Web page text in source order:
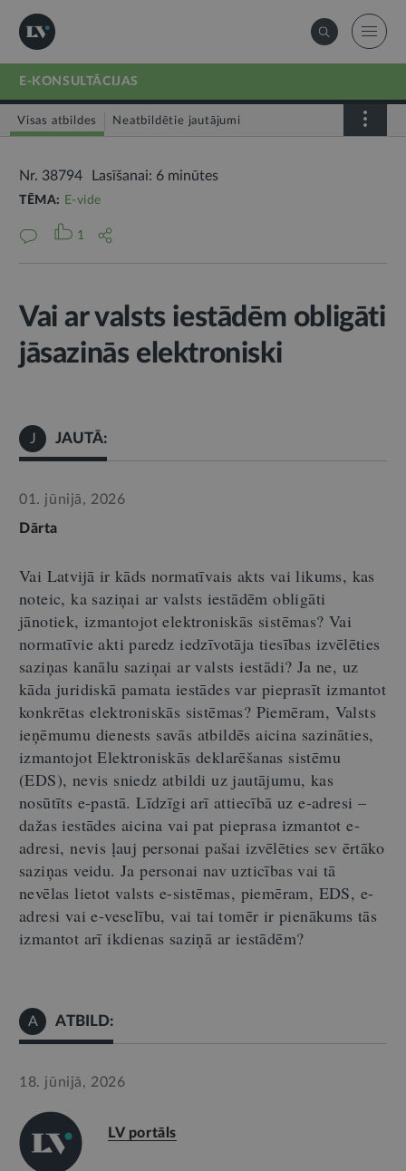
E-KONSULTĀCIJAS
Visas atbildes Neatbildētie jautājumi
Nr. 38794 Lasīšanai: 6 minūtes
TĒMA: E-vide
1
Vai ar valsts iestādēm obligāti
jāsazinās elektroniski
J JAUTĀ:
01. jūnijā, 2026
Dārta
Vai Latvijā ir kāds normatīvais akts vai likums, kas
noteic, ka saziņai ar valsts iestādēm obligāti
jānotiek, izmantojot elektroniskās sistēmas? Vai
normatīvie akti paredz iedzīvotāja tiesības izvēlēties
saziņas kanālu saziņai ar valsts iestādi? Ja ne, uz
kāda juridiskā pamata iestādes var pieprasīt izmantot
konkrētas elektroniskās sistēmas? Piemēram, Valsts
ieņēmumu dienests savās atbildēs aicina sazināties,
izmantojot Elektroniskās deklarēšanas sistēmu
(EDS), nevis sniedz atbildi uz jautājumu, kas
nosūtīts e-pastā. Līdzīgi arī attiecībā uz e-adresi –
dažas iestādes aicina vai pat pieprasa izmantot e-
adresi, nevis ļauj personai pašai izvēlēties sev ērtāko
saziņas veidu. Ja personai nav uzticības vai tā
nevēlas lietot valsts e-sistēmas, piemēram, EDS, e-
adresi vai e-veselību, vai tai tomēr ir pienākums tās
izmantot arī ikdienas saziņā ar iestādēm?
A ATBILD:
18. jūnijā, 2026
LV portāls